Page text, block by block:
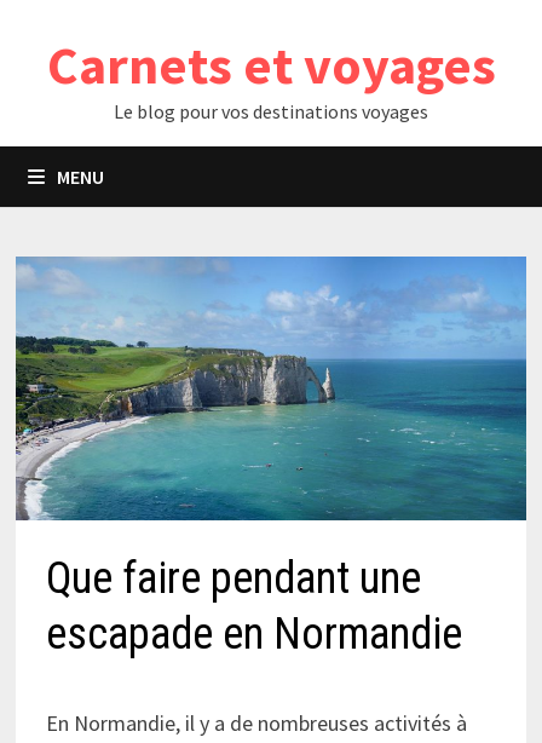
contenuCarnets et voyages
Le blog pour vos destinations voyages
MENU
Que faire pendant une
escapade en Normandie
En Normandie, il y a de nombreuses activités à